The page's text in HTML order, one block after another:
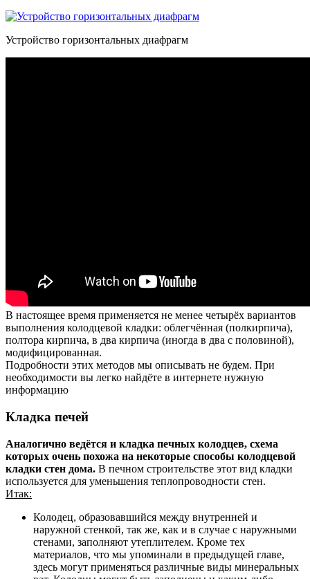
Устройство горизонтальных диафрагм
В настоящее время применяется не менее четырёх вариантов
выполнения колодцевой кладки: облегчённая (полкирпича),
полтора кирпича, в два кирпича (иногда в два с половиной),
модифицированная.
Подробности этих методов мы описывать не будем. При
необходимости вы легко найдёте в интернете нужную
информацию
Кладка печей
Аналогично ведётся и кладка печных колодцев, схема
которых очень похожа на некоторые способы колодцевой
кладки стен дома. В печном строительстве этот вид кладки
используется для уменьшения теплопроводности стен.
Итак:
Колодец, образовавшийся между внутренней и
наружной стенкой, так же, как и в случае с наружными
стенами, заполняют утеплителем. Кроме тех
материалов, что мы упоминали в предыдущей главе,
здесь могут применяться различные виды минеральных